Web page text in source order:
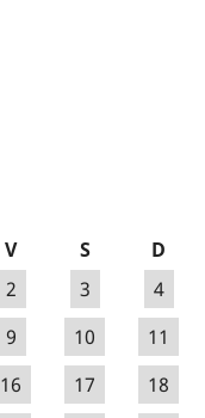
V S
D
2 3
4
9 10
11
16 17
18